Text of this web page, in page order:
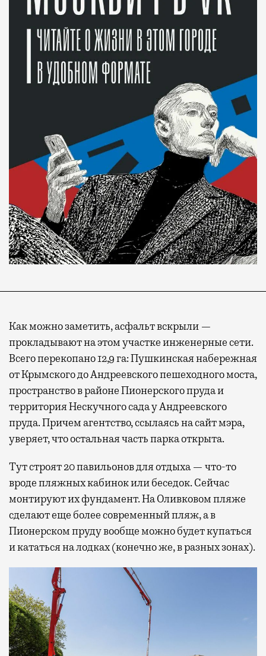
Как можно заметить, асфальт вскрыли —
прокладывают на этом участке инженерные сети.
Всего перекопано 12,9 га: Пушкинская набережная
от Крымского до Андреевского пешеходного моста,
пространство в районе Пионерского пруда и
территория Нескучного сада у Андреевского
пруда. Причем агентство, ссылаясь на сайт мэра,
уверяет, что остальная часть парка открыта.
Тут строят 20 павильонов для отдыха — что-то
вроде пляжных кабинок или беседок. Сейчас
монтируют их фундамент. На Оливковом пляже
сделают еще более современный пляж, а в
Пионерском пруду вообще можно будет купаться
и кататься на лодках (конечно же, в разных зонах).